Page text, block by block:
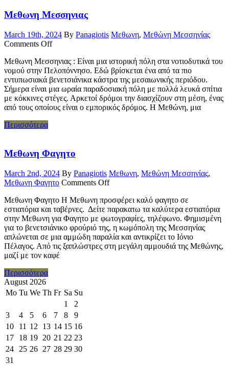
Μεθωνη Μεσσηνιας
March 19th, 2024 By Panagiotis Μεθωνη, Μεθώνη Μεσσηνίας
Comments Off
Μεθωνη Μεσσηνιας : Eίναι μια ιστορική πόλη στα νοτιοδυτικά του
νομού στην Πελοπόννησο. Εδώ βρίσκεται ένα από τα πιο
εντυπωσιακά βενετσιάνικα κάστρα της μεσαιωνικής περιόδου.
Σήμερα είναι μια ωραία παραδοσιακή πόλη με πολλά λευκά σπίτια
με κόκκινες στέγες. Αρκετοί δρόμοι την διασχίζουν στη μέση, ένας
από τους οποίους είναι ο εμπορικός δρόμος. Η Μεθώνη, μια
Περισσότερα
Μεθωνη Φαγητο
March 2nd, 2024 By Panagiotis Μεθωνη, Μεθώνη Μεσσηνίας,
Μεθωνη Φαγητο Comments Off
Μεθωνη Φαγητο Η Μεθωνη προσφέρει καλό φαγητο σε
εστιατόρια και ταβέρνες. Δείτε παρακατω τα καλύτερα εστιατόρια
στην Μεθωνη για Φαγητο με φωτογραφίες, τηλέφωνο. Φημισμένη
για το βενετσιάνικο φρούριό της, η κωμόπολη της Μεσσηνίας
απλώνεται σε μια αμμώδη παραλία και αντικρίζει το Ιόνιο
Πέλαγος. Από τις ξαπλώστρες στη μεγάλη αμμουδιά της Μεθώνης,
μαζί με τον καφέ
Περισσότερα
August 2026
Mo Tu We Th Fr Sa Su
1
2
3
4 5 6 7 8
9
10
11 12 13 14 15 16
17
18 19 20 21 22 23
24
25 26 27 28 29 30
31